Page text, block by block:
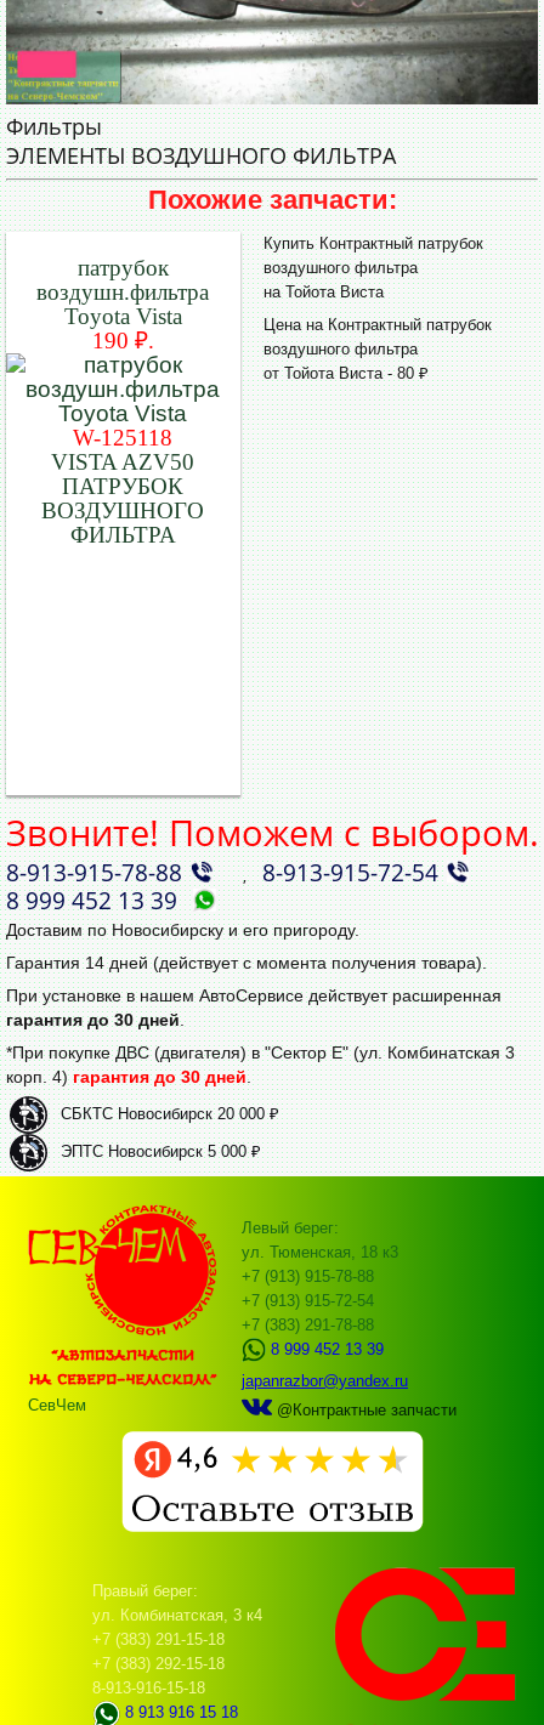
Фильтры
ЭЛЕМЕНТЫ ВОЗДУШНОГО ФИЛЬТРА
Похожие запчасти:
патрубок
воздушн.фильтра
Toyota Vista
190 ₽.
W-125118
VISTA AZV50
ПАТРУБОК
ВОЗДУШНОГО
ФИЛЬТРА
Купить Контрактный патрубок
воздушного фильтра
на Тойота Виста
Цена на Контрактный патрубок
воздушного фильтра
от Тойота Виста - 80 ₽
Звоните! Поможем с выбором.
8‑913‑915‑78‑88 ,8‑913‑915‑72‑54
8 999 452 13 39
Доставим по Новосибирску и его пригороду.
Гарантия 14 дней (действует с момента получения товара).
При установке в нашем АвтоСервисе действует расширенная
гарантия до 30 дней.
*При покупке ДВС (двигателя) в "Сектор Е" (ул. Комбинатская 3
корп. 4)гарантия до 30 дней.
СБКТС Новосибирск 20 000 ₽
ЭПТС Новосибирск 5 000 ₽
СевЧем
Левый берег:
ул. Тюменская, 18 к3
+7 (913) 915-78-88
+7 (913) 915-72-54
+7 (383) 291-78-88
8 999 452 13 39
japanrazbor@yandex.ru
@Контрактные запчасти
Правый берег:
ул. Комбинатская, 3 к4
+7 (383) 291-15-18
+7 (383) 292-15-18
8-913-916-15-18
8 913 916 15 18